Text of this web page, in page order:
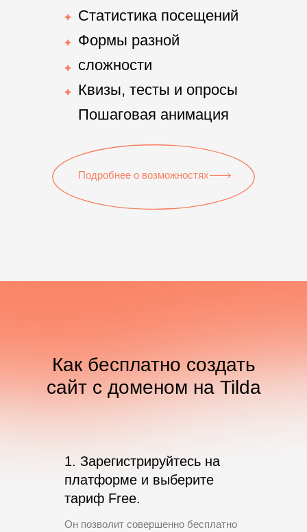
Статистика посещений
Формы разной
сложности
Квизы, тесты и опросы
Пошаговая анимация
Подробнее о возможностях
Как бесплатно создать
сайт с доменом на Tilda
1. Зарегистрируйтесь на
платформе и выберите
тариф Free.
Он позволит совершенно бесплатно